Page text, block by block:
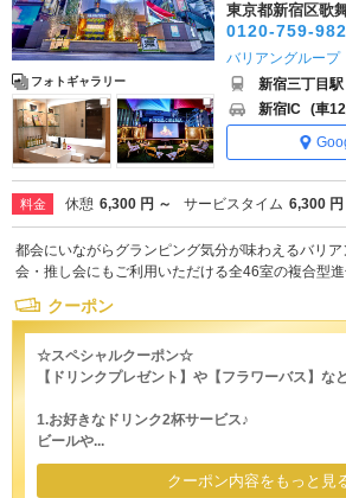
フォトギャラリー
東京都新宿区歌
0120-759-982
バリアングループ
新宿三丁目
新宿IC (車
料金 休憩 6,300 円 ～ サービスタイム 6,300 円
都会にいながらグランピング気分が味わえるバリ
会・推し会にもご利用いただける全46室の複合型進
クーポン
☆スペシャルクーポン☆
【ドリンクプレゼント】や【フラワーバス】な
1.お好きなドリンク2杯サービス♪
ビールや...
クーポン内容をもっと見